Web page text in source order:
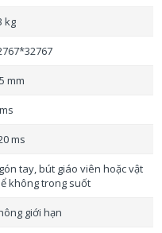
tiến
nhôm siêu mỏng bền
dạy phong phú, sinh động
kg
mm
ms
tay, bút giáo viên hoặc vật
không trong suốt
giới hạn